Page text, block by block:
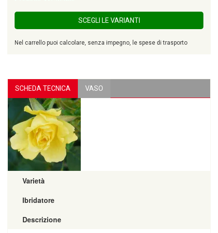
SCEGLI LE VARIANTI
Nel carrello puoi calcolare, senza impegno, le spese di trasporto
SCHEDA TECNICA VASO
Varietà
Ibridatore
Descrizione